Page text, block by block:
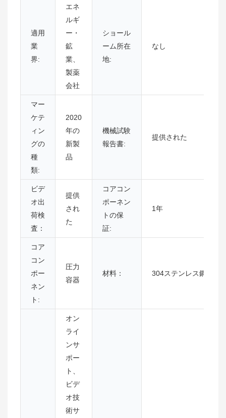
適用
業
界:
エネ
ルギ
ー・
鉱
業、
製薬
会社
ショール
ーム所在
地:
なし
マー
ケテ
ィン
グの
種
類:
2020
年の
新製
品
機械試験
報告書:
提供された
ビデ
オ出
荷検
査：
提供
され
た
コアコン
ポーネン
トの保
証:
1年
コア
コン
ポー
ネン
ト:
圧力
容器
材料： 304ステンレス鋼
オン
ライ
ンサ
ポー
ト、
ビデ
オ技
術サ